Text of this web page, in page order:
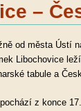
–
od města Ústí
Libochovice
tabule a
z konce